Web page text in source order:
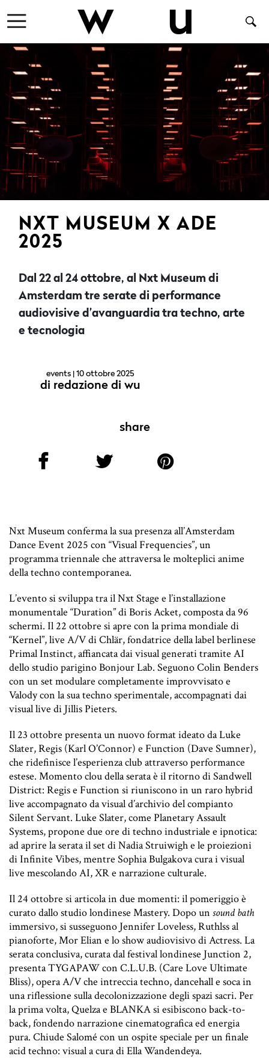
NXT MUSEUM X ADE
2025
Dal 22 al 24 ottobre, al Nxt Museum di
Amsterdam tre serate di performance
audiovisive d’avanguardia tra techno, arte
e tecnologia
events | 10 ottobre 2025
di redazione di wu
share
Nxt Museum conferma la sua presenza all’Amsterdam
Dance Event 2025 con “Visual Frequencies”, un
programma triennale che attraversa le molteplici anime
della techno contemporanea.
L’evento si sviluppa tra il Nxt Stage e l’installazione
monumentale “Duration” di Boris Acket, composta da 96
schermi. Il 22 ottobre si apre con la prima mondiale di
“Kernel”, live A/V di Chlär, fondatrice della label berlinese
Primal Instinct, affiancata dai visual generati tramite AI
dello studio parigino Bonjour Lab. Seguono Colin Benders
con un set modulare completamente improvvisato e
Valody con la sua techno sperimentale, accompagnati dai
visual live di Jillis Pieters.
Il 23 ottobre presenta un nuovo format ideato da Luke
Slater, Regis (Karl O’Connor) e Function (Dave Sumner),
che ridefinisce l’esperienza club attraverso performance
estese. Momento clou della serata è il ritorno di Sandwell
District: Regis e Function si riuniscono in un raro hybrid
live accompagnato da visual d’archivio del compianto
Silent Servant. Luke Slater, come Planetary Assault
Systems, propone due ore di techno industriale e ipnotica:
ad aprire la serata il set di Nadia Struiwigh e le proiezioni
di Infinite Vibes, mentre Sophia Bulgakova cura i visual
live mescolando AI, XR e narrazione culturale.
Il 24 ottobre si articola in due momenti: il pomeriggio è
curato dallo studio londinese Mastery. Dopo un sound bath
immersivo, si susseguono Jennifer Loveless, Ruthlss al
pianoforte, Mor Elian e lo show audiovisivo di Actress. La
serata conclusiva, curata dal festival londinese Junction 2,
presenta TYGAPAW con C.L.U.B. (Care Love Ultimate
Bliss), opera A/V che intreccia techno, dancehall e soca in
una riflessione sulla decolonizzazione degli spazi sacri. Per
la prima volta, Quelza e BLANKA si esibiscono back-to-
back, fondendo narrazione cinematografica ed energia
pura. Chiude Salomé con un ospite speciale per un finale
acid techno: visual a cura di Ella Wandendeya.